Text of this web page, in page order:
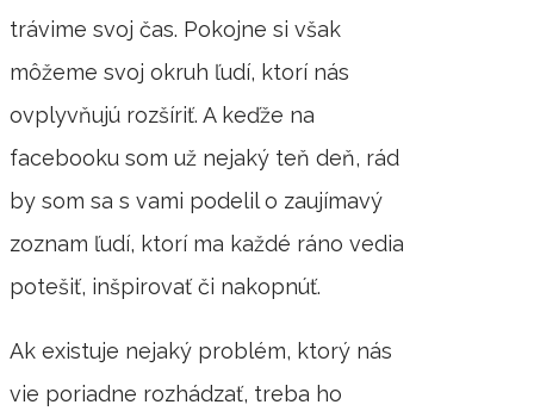
trávime svoj čas. Pokojne si však
môžeme svoj okruh ľudí, ktorí nás
ovplyvňujú rozšíriť. A keďže na
facebooku som už nejaký teň deň, rád
by som sa s vami podelil o zaujímavý
zoznam ľudí, ktorí ma každé ráno vedia
potešiť, inšpirovať či nakopnúť.
Ak existuje nejaký problém, ktorý nás
vie poriadne rozhádzať, treba ho